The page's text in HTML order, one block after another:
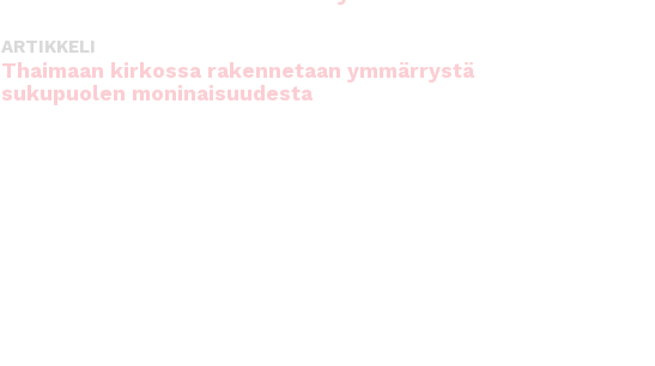
ARTIKKELI
Thaimaan kirkossa rakennetaan ymmärrystä
sukupuolen moninaisuudesta